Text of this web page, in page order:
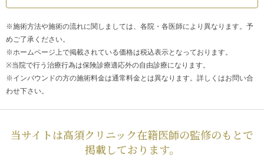
※施術方法や施術の流れに関しましては、各院・各医師により異なります。予
めご了承ください。
※ホームページ上で掲載されている価格は税込表示となっております。
※当院で行う治療行為は保険診療適応外の自由診療になります。
※インバウンドの方の施術料金は通常料金とは異なります。詳しくはお問い合
わせ下さい。
当サイトは高須クリニック在籍医師の監修のもとで
掲載しております。